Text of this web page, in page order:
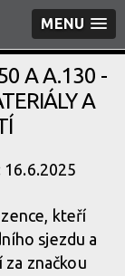
MENU
A A.130 -
A
16.6.2025
kteří
sjezdu a
značkou